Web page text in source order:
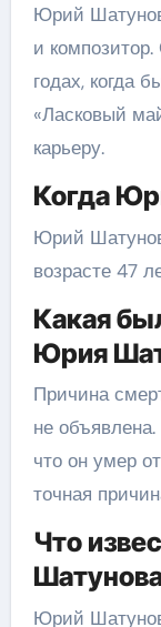
Юрий
и
годах, когда
«Ласковый
карьеру.
Когда
Юрий
возрасте 47
Какая
Юрия
Причина
не
что он умер
точная
Что
Юрий